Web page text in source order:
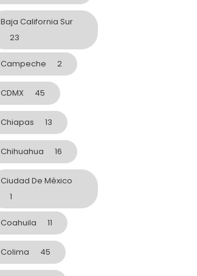
Baja California Sur
23
Campeche 2
CDMX 45
Chiapas 13
Chihuahua 16
Ciudad De México
1
Coahuila 11
Colima 45